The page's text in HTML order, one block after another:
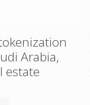
Arabia,
estate